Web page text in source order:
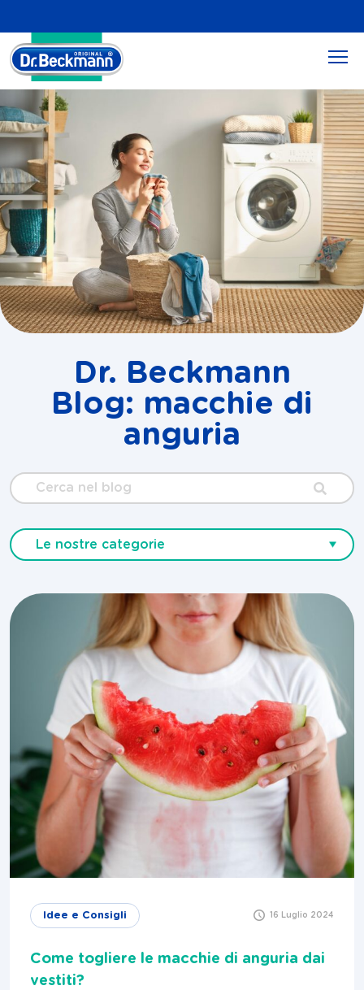
Dr. Beckmann
Blog: macchie di
anguria
Cerca
nel
Le nostre categorie
Idee e Consigli 16 Luglio 2024
Come togliere le macchie di anguria dai
vestiti?